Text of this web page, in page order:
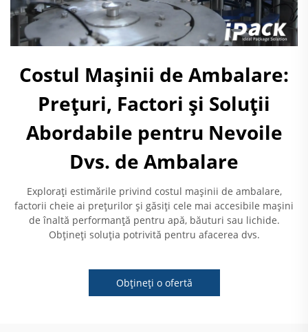
Costul Mașinii de Ambalare:
Prețuri, Factori și Soluții
Abordabile pentru Nevoile
Dvs. de Ambalare
Explorați estimările privind costul mașinii de ambalare,
factorii cheie ai prețurilor și găsiți cele mai accesibile mașini
de înaltă performanță pentru apă, băuturi sau lichide.
Obțineți soluția potrivită pentru afacerea dvs.
Obțineți o ofertă